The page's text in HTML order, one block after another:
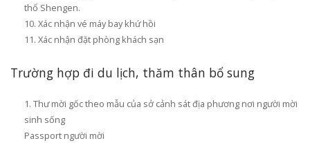
thổ Shengen.
Xác nhận vé máy bay khứ hồi
Xác nhận đặt phòng khách sạn
Trường hợp đi du lịch, thăm thân bổ sung
Thư mời gốc theo mẫu của sở cảnh sát địa phương nơi người mời
sinh sống
Passport người mời